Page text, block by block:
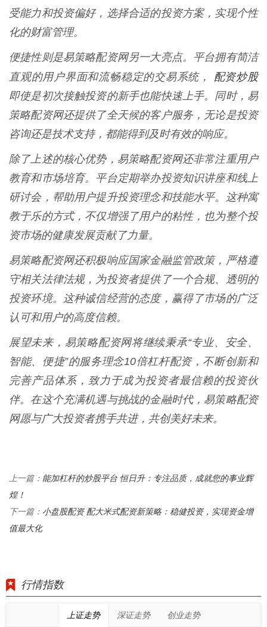
受能力和投资偏好，选择合适的投资方案，实现个性
化的财富管理。
便捷性则是易策略配资网另一大亮点。平台拥有简洁
直观的用户界面和流畅稳定的交易系统，
配资炒股
即使是初次接触投资的新手也能快速上手。同时，易
策略配资网还提供了全天候的客户服务，无论是投资
咨询还是技术支持，都能得到及时有效的响应。
除了上述的核心优势，易策略配资网还非常注重用户
教育和市场培育。平台定期举办投资知识讲座和线上
研讨会，帮助用户提升投资理念和技能水平。这种寓
教于乐的方式，不仅增强了用户的粘性，也为整个投
资市场的健康发展贡献了力量。
易策略配资网还积极响应国家金融监管政策，严格遵
守相关法律法规，为投资者提供了一个合规、透明的
投资环境。这种诚信经营的态度，赢得了市场的广泛
认可和用户的高度信赖。
展望未来，易策略配资网将继续秉承“专业、安全、
智能、便捷”的服务理念10倍杠杆配资，不断创新和
完善产品体系，致力于成为投资者最信赖的投资伙
伴。在这个充满机遇与挑战的金融时代，易策略配资
网愿与广大投资者携手共进，共创美好未来。
上一篇： 能加杠杆的炒股平台 恒日升：专注品质，成就您的事业辉
煌！
下一篇： 小盘股配资 配大米式配资新策略：稳健投资，实现资金增
值最大化
行情指数
上证走势 深证走势 创业走势